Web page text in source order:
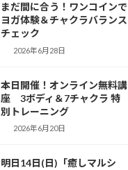
まだ間に合う！ワンコインで
ヨガ体験＆チャクラバランス
チェック
2026年6月28日
本日開催！オンライン無料講
座 3ボディ＆7チャクラ 特
別トレーニング
2026年6月20日
明日14日(日)「癒しマルシ